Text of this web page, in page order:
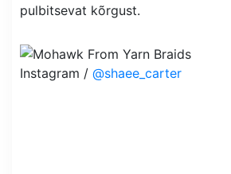
pulbitsevat kõrgust.
Instagram / @shaee_carter